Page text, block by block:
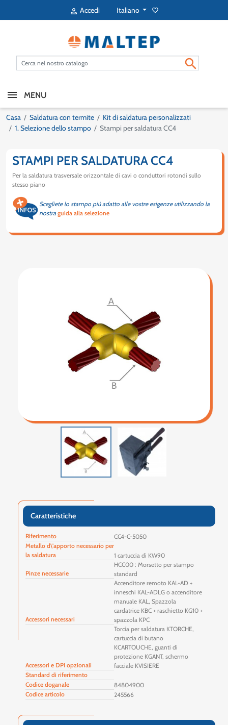
 Accedi Italiano favorite_border

MENU
Casa Saldatura con termite
Kit di saldatura personalizzati
1. Selezione dello stampo
Stampi per saldatura CC4
STAMPI PER SALDATURA CC4
Per la saldatura trasversale orizzontale di cavi o conduttori rotondi sullo
stesso piano
Scegliete lo stampo più adatto alle vostre esigenze utilizzando la
nostra guida alla selezione
Caratteristiche
Riferimento
CC4-C-5050
Metallo d\'apporto necessario per
la saldatura
1 cartuccia di KW90
Pinze necessarie
HCC00 : Morsetto per stampo
standard
Accessori necessari
Accenditore remoto KAL-AD +
inneschi KAL-ADLG o accenditore
manuale KAL, Spazzola
cardatrice KBC + raschietto KG10 +
spazzola KPC
Accessori e DPI opzionali
Torcia per saldatura KTORCHE,
cartuccia di butano
KCARTOUCHE, guanti di
protezione KGANT, schermo
facciale KVISIERE
Standard di riferimento
Codice doganale
84804900
Codice articolo
245566